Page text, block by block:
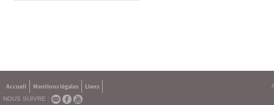
Accueil Mentions légales
Liens
NOUS SUIVRE :